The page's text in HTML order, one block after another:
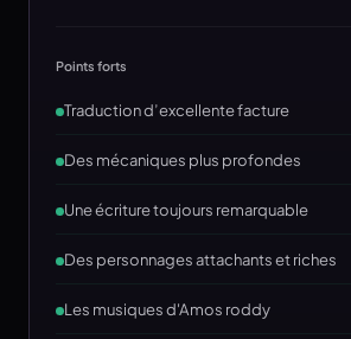
Points forts
Traduction d’excellente facture
Des mécaniques plus profondes
Une écriture toujours remarquable
Des personnages attachants et riches
Les musiques d'Amos roddy